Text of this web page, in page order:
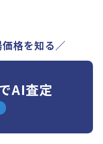
格を知る／
AI査定